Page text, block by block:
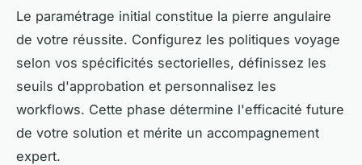
Le paramétrage initial constitue la pierre angulaire
de votre réussite. Configurez les politiques voyage
selon vos spécificités sectorielles, définissez les
seuils d'approbation et personnalisez les
workflows. Cette phase détermine l'efficacité future
de votre solution et mérite un accompagnement
expert.